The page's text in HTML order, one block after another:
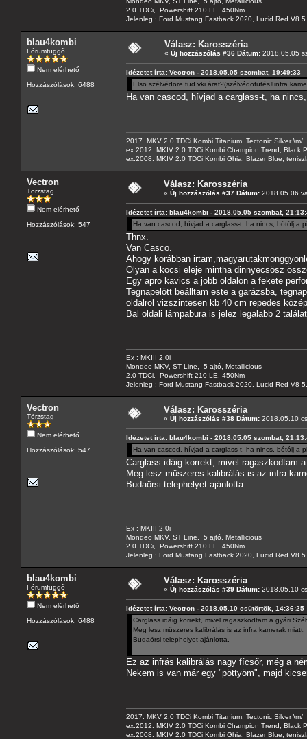
2.0 TDCi, Powershift 210 LE, 450Nm
Jelenleg : Ford Mustang Fastback 2020, Lucid Red V8
blau4kombi
Fórumfüggő
Nem elérhető
Hozzászólások: 6488
Válasz: Karosszéria
« Új hozzászólás #36 Dátum: 2018.05.05
Idézetet írta: Vectron - 2018.05.05 szombat, 19:49:33
Elsö szélvédöre tud vki árat?(szélvédöfütés+infra
Ha van cascod, hívjad a carglass-t, ha
2017. MKV 2.0 TDCi Kombi Titanium, Tectonic Silver \m/
ex:2012. MKIV 2.0 TDCi Kombi Champion Trend, Black
ex:2008. MKIV 2.0 TDCi Kombi Ghia, Blazer Blue,
Vectron
Törzstag
Nem elérhető
Hozzászólások: 547
Válasz: Karosszéria
« Új hozzászólás #37 Dátum: 2018.05.06
Idézetet írta: blau4kombi - 2018.05.05 szombat,
Ha van cascod, hívjad a carglass-t, ha nincs, bótólj a
Thnx.
Van Casco.
Ahogy korábban
Olyan a kocsi eleje mintha dinnyecsösz
Egy apro kavics a jobb oldalon a fekete
Tegnapelött beálltam este a garázsba,
oldalrol vizszintesen kb 40 cm repedes
Bal oldali lámpabura is jelez legalabb 2
Ex : MKIII 2.0i
Mondeo MKV, ST Line, 5 ajtó, Metallicious
2.0 TDCi, Powershift 210 LE, 450Nm
Jelenleg : Ford Mustang Fastback 2020, Lucid Red V8
Vectron
Törzstag
Nem elérhető
Hozzászólások: 547
Válasz: Karosszéria
« Új hozzászólás #38 Dátum: 2018.05.10
Idézetet írta: blau4kombi - 2018.05.05 szombat,
Ha van cascod, hívjad a carglass-t, ha nincs, bótólj a
Carglass idáig korrekt, mivel ragaszkodtam
Meg lesz müszeres kalibrálás is az infra
Budaörsi telephelyet ajánlotta.
Ex : MKIII 2.0i
Mondeo MKV, ST Line, 5 ajtó, Metallicious
2.0 TDCi, Powershift 210 LE, 450Nm
Jelenleg : Ford Mustang Fastback 2020, Lucid Red V8
blau4kombi
Fórumfüggő
Nem elérhető
Hozzászólások: 6488
Válasz: Karosszéria
« Új hozzászólás #39 Dátum: 2018.05.10
Idézetet írta: Vectron - 2018.05.10 csütörtök, 14:36:25
Carglass idáig korrekt, mivel ragaszkodtam a gyári
Meg lesz müszeres kalibrálás is az infra kamerak miatt.
Budaörsi telephelyet ajánlotta.
Ez az infrás kalibrálás nagy fícsőr, még a
Nekem is van már egy "pöttyöm", majd
2017. MKV 2.0 TDCi Kombi Titanium, Tectonic Silver \m/
ex:2012. MKIV 2.0 TDCi Kombi Champion Trend, Black
ex:2008. MKIV 2.0 TDCi Kombi Ghia, Blazer Blue,